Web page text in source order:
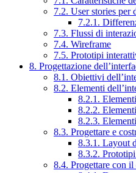
7.2. User stories per
7.2.1.
7.3. Flussi di
7.4. Wireframe
7.5. Prototipi
8. Progettazione
8.1. Obiettivi
8.2. Elementi
8.2.1.
8.2.2.
8.2.3.
8.3. Progettare e
8.3.1. Layout
8.3.2.
8.4. Progettare con